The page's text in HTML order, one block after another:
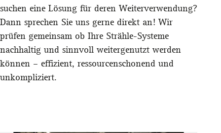
suchen eine Lösung für deren Weiterverwendung?
Dann sprechen Sie uns gerne direkt an! Wir
prüfen gemeinsam ob Ihre Strähle-Systeme
nachhaltig und sinnvoll weitergenutzt werden
können – effizient, ressourcenschonend und
unkompliziert.